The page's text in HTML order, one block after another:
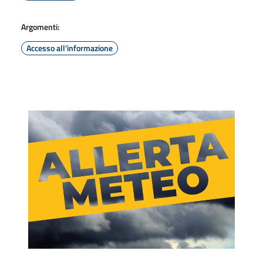
Argomenti:
Accesso all'informazione